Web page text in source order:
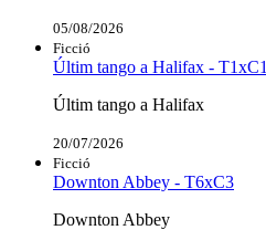
05/08/2026
Ficció
Últim tango a Halifax - T1xC1
Últim tango a Halifax
20/07/2026
Ficció
Downton Abbey - T6xC3
Downton Abbey